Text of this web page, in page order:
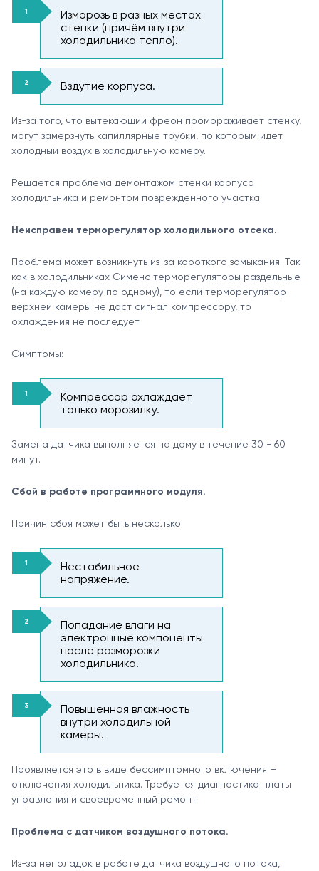
Изморозь в разных местах
стенки (причём внутри
холодильника тепло).
Вздутие корпуса.
Из-за того, что вытекающий фреон промораживает стенку,
могут замёрзнуть капиллярные трубки, по которым идёт
холодный воздух в холодильную камеру.
Решается проблема демонтажом стенки корпуса
холодильника и ремонтом повреждённого участка.
Неисправен терморегулятор холодильного отсека.
Проблема может возникнуть из-за короткого замыкания. Так
как в холодильниках Сименс терморегуляторы раздельные
(на каждую камеру по одному), то если терморегулятор
верхней камеры не даст сигнал компрессору, то
охлаждения не последует.
Симптомы:
Компрессор охлаждает
только морозилку.
Замена датчика выполняется на дому в течение 30 - 60
минут.
Сбой в работе программного модуля.
Причин сбоя может быть несколько:
Нестабильное
напряжение.
Попадание влаги на
электронные компоненты
после разморозки
холодильника.
Повышенная влажность
внутри холодильной
камеры.
Проявляется это в виде бессимптомного включения –
отключения холодильника. Требуется диагностика платы
управления и своевременный ремонт.
Проблема с датчиком воздушного потока.
Из-за неполадок в работе датчика воздушного потока,